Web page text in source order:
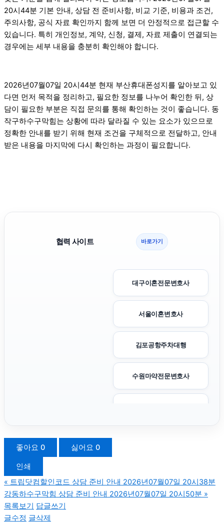
20시44분 기본 안내, 상담 전 준비사항, 비교 기준, 비용과 조건,
주의사항, 공식 자료 확인까지 함께 보면 더 안정적으로 접근할 수
있습니다. 특히 개인정보, 계약, 신청, 결제, 자료 제출이 연결되는
경우에는 세부 내용을 충분히 확인해야 합니다.
2026년07월07일 20시44분 현재 부산휴대폰성지를 알아보고 있
다면 먼저 목적을 정리하고, 필요한 정보를 나누어 확인한 뒤, 상
담이 필요한 부분은 직접 문의를 통해 확인하는 것이 좋습니다. 동
작구하수구막힘는 상황에 따라 달라질 수 있는 요소가 있으므로
정확한 안내를 받기 위해 현재 조건을 구체적으로 전달하고, 안내
받은 내용을 마지막에 다시 확인하는 과정이 필요합니다.
협력 사이트 바로가기
대구이혼전문변호사
서울이혼변호사
김포공항주차대행
수원마약전문변호사
탐정사무소
좋아요 0 싫어요 0
인쇄
« 트립닷컴할인코드 상담 준비 안내 2026년07월07일 20시38분
강동하수구막힘 상담 준비 안내 2026년07월07일 20시50분 »
목록보기 답글쓰기
글수정 글삭제